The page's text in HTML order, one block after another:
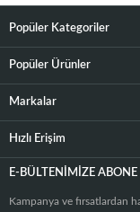
Popüler Kategoriler
Popüler Ürünler
Markalar
Hızlı Erişim
E-BÜLTENIMIZE
Kampanya ve fırsatlardan